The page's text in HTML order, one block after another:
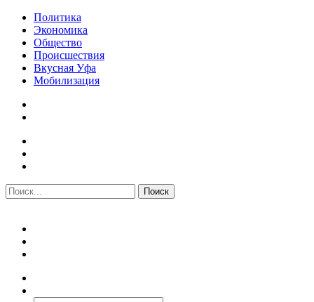
Политика
Экономика
Общество
Происшествия
Вкусная Уфа
Мобилизация